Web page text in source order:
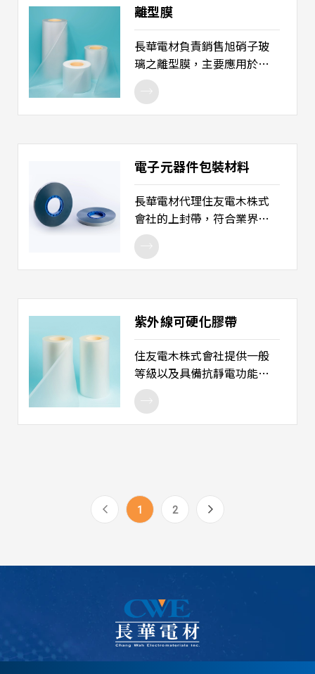
路由器之特定應用積體電路
（ASIC） 2. 遊戲機之高效能
微處理器（MPU） 3. 繪圖處
理器（Graphics
processors）
離型膜
長華電材負責銷售旭硝子玻
璃之離型膜，主要應用於半
導體領域，包括HDI、BGA、
CSP 和 WLP晶圓封裝等產
品。AGC離型膜原材質為鐵氟
上不均勻性，使樹脂可以完
全覆蓋材料，而不會有任何
空氣間隙。反之，如果使用
生硬型式的離型膜，它會導
致銅層邊緣及附近的空間產
生脫層現象。AGC 離型膜具
有優良的抗拉強度，在高溫
痕跡。
電子元器件包裝材料
長華電材代理住友電木株式
會社的上封帶，符合業界環
保需求（RoHS / SONY
GP），廣泛用於半導體晶
片、封裝後成品、二極體成
可適用於終端客戶高速 SMT
表面黏著製程的需求。 產品
用途： 1. 晶片乘載。 2. 半導
體成品保護、包裝。
紫外線可硬化膠帶
住友電木株式會社提供一般
等級以及具備抗靜電功能的
紫外線可硬化膠帶膠帶 ，可
用於半導體及電子產品的切
割、承載用途，除用於切割
於絕多數的晶片種類。 產品
用途： 1. 晶圓切割 2. Map封
1 2